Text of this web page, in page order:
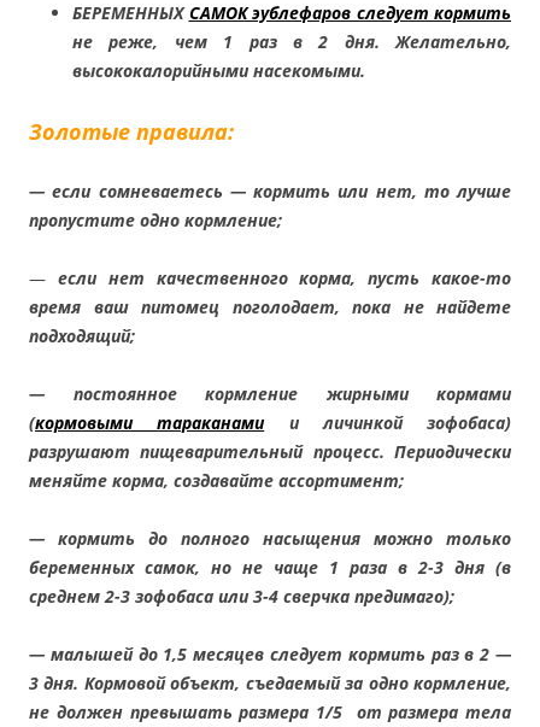
БЕРЕМЕННЫХСАМОК эублефаров следует кормить
не реже, чем 1 раз в 2 дня. Желательно,
высококалорийными насекомыми.
Золотые правила:
— если сомневаетесь — кормить или нет, то лучше
пропустите одно кормление;
— если нет качественного корма, пусть какое-то
время ваш питомец поголодает, пока не найдете
подходящий;
— постоянное кормление жирными кормами
(кормовыми тараканамии личинкой зофобаса)
разрушают пищеварительный процесс. Периодически
меняйте корма, создавайте ассортимент;
— кормить до полного насыщения можно только
беременных самок, но не чаще 1 раза в 2-3 дня (в
среднем 2-3 зофобаса или 3-4 сверчка предимаго);
— малышей до 1,5 месяцев следует кормить раз в 2 —
3 дня. Кормовой объект, съедаемый за одно кормление,
не должен превышать размера 1/5 от размера тела